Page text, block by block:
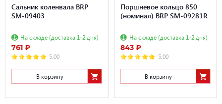
Сальник коленвала BRP
SM-09403
На складе (доставка 1-2 дня)
761 ₽
5.00
В корзину
Поршневое кольцо 850
(номинал) BRP SM-09281R
На складе (доставка 1-2 дня)
843 ₽
5.00
В корзину